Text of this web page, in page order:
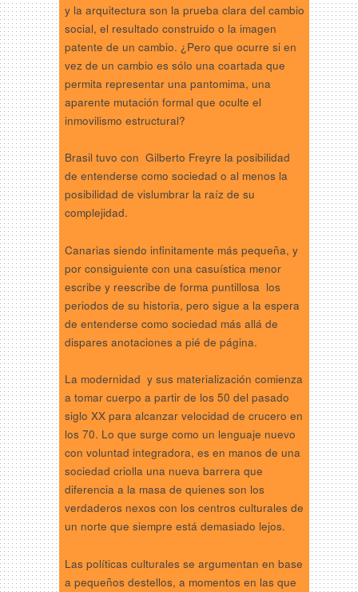
y la arquitectura son la prueba clara del cambio
social, el resultado construido o la imagen
patente de un cambio. ¿Pero que ocurre si en
vez de un cambio es sólo una coartada que
permita representar una pantomima, una
aparente mutación formal que oculte el
inmovilismo estructural?
Brasil tuvo con Gilberto Freyre la posibilidad
de entenderse como sociedad o al menos la
posibilidad de vislumbrar la raíz de su
complejidad.
Canarias siendo infinitamente más pequeña, y
por consiguiente con una casuística menor
escribe y reescribe de forma puntillosa los
periodos de su historia, pero sigue a la espera
de entenderse como sociedad más allá de
dispares anotaciones a pié de página.
La modernidad y sus materialización comienza
a tomar cuerpo a partir de los 50 del pasado
siglo XX para alcanzar velocidad de crucero en
los 70. Lo que surge como un lenguaje nuevo
con voluntad integradora, es en manos de una
sociedad criolla una nueva barrera que
diferencia a la masa de quienes son los
verdaderos nexos con los centros culturales de
un norte que siempre está demasiado lejos.
Las políticas culturales se argumentan en base
a pequeños destellos, a momentos en las que